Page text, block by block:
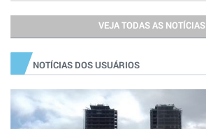
VEJA TODAS AS NOTÍCIAS
NOTÍCIAS DOS USUÁRIOS